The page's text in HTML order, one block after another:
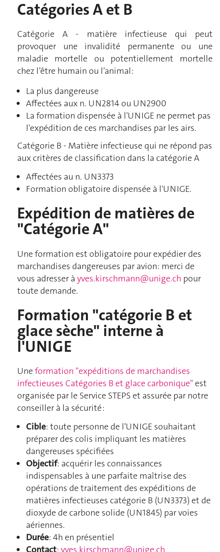
Catégories A et B
Catégorie A - matière infectieuse qui peut
provoquer une invalidité permanente ou une
maladie mortelle ou potentiellement mortelle
chez l’être humain ou l’animal:
La plus dangereuse
Affectées aux n. UN2814 ou UN2900
La formation dispensée à l'UNIGE ne permet pas
l'expédition de ces marchandises par les airs.
Catégorie B - Matière infectieuse qui ne répond pas
aux critères de classification dans la catégorie A
Affectées au n. UN3373
Formation obligatoire dispensée à l'UNIGE.
Expédition de matières de
"Catégorie A"
Une formation est obligatoire pour expédier des
marchandises dangereuses par avion: merci de
vous adresser à yves.kirschmann@unige.ch pour
toute demande.
Formation "catégorie B et
glace sèche" interne à
l'UNIGE
Uneformation "expéditions de marchandises
infectieuses Catégories B et glace carbonique" est
organisée par le Service STEPS et assurée par notre
conseiller à la sécurité :
Cible: toute personne de l'UNIGE souhaitant
préparer des colis impliquant les matières
dangereuses spécifiées
Objectif: acquérir les connaissances
indispensables à une parfaite maîtrise des
opérations de traitement des expéditions de
matières infectieuses catégorie B (UN3373) et de
dioxyde de carbone solide (UN1845) par voies
aériennes.
Durée: 4h en présentiel
Contact: yves.kirschmann@unige.ch